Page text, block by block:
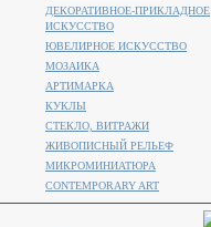
ДЕКОРАТИВНОЕ-ПРИКЛАДНОЕ
ИСКУССТВО
ЮВЕЛИРНОЕ ИСКУССТВО
МОЗАИКА
АРТИМАРКА
КУКЛЫ
СТЕКЛО, ВИТРАЖИ
ЖИВОПИСНЫЙ РЕЛЬЕФ
МИКРОМИНИАТЮРА
CONTEMPORARY ART